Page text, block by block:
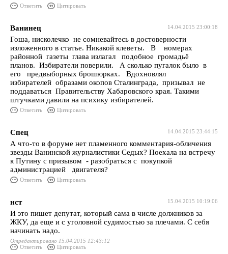
Ответить Цитировать
14.04.2015 23:00:18
Ванинец
Гоша, нисколечко не сомневайтесь в достоверности
изложенного в статье. Никакой клеветы. В номерах
районной газеты глава излагал подобное громадьё
планов. Избиратели поверили. А сколько пугалок было в
его предвыборных брошюрках. Вдохновлял
избирателей образами окопов Сталинграда, призывал не
поддаваться Правительству Хабаровского края. Такими
штучками давили на психику избирателей.
Ответить Цитировать
14.04.2015 23:44:15
Спец
А что-то в форуме нет пламенного комментария-обличения
звезды Ванинской журналистики Седых? Поехала на встречу
к Путину с призывом - разобраться с покупкой
администрацией двигателя?
Ответить Цитировать
15.04.2015 10:19:06
нст
И это пишет депутат, который сама в числе должников за
ЖКУ, да еще и с уголовной судимостью за плечами. С себя
начинать надо.
Отредактировано 15.04.2015 12:43:12
Ответить
Цитировать